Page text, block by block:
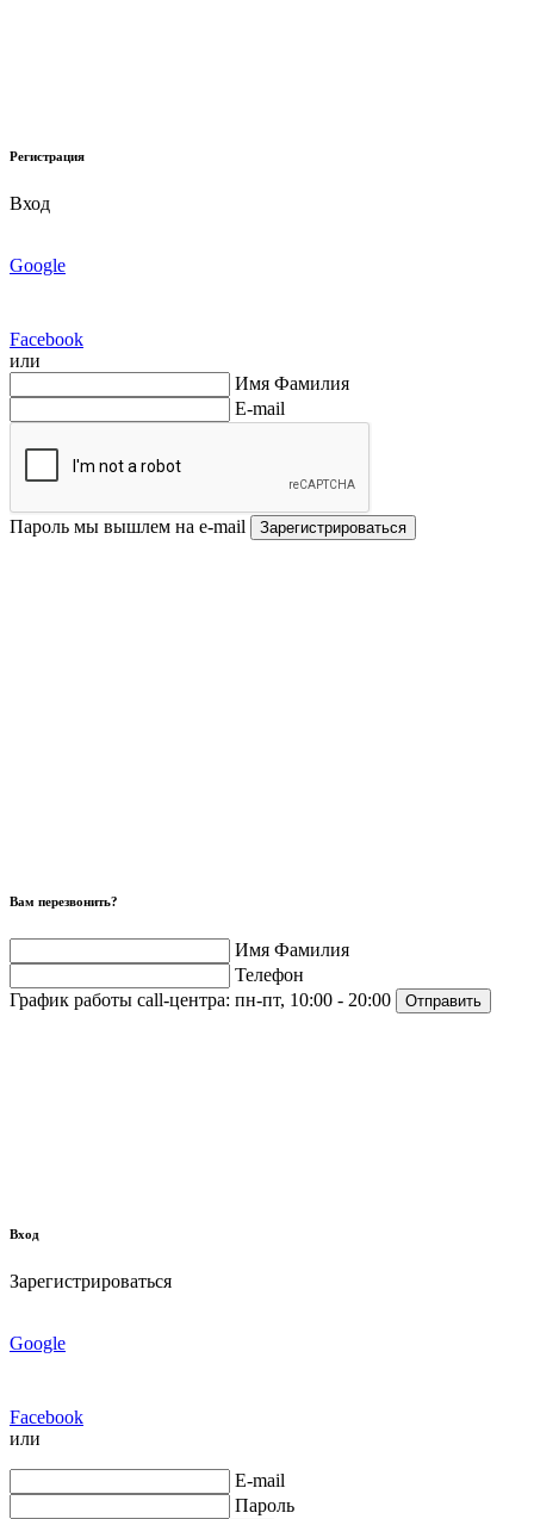
Регистрация
Вход
Google
Facebook
или
Имя Фамилия
E-mail
Пароль мы вышлем на e-mail Зарегистрироваться
Вам перезвонить?
Имя Фамилия
Телефон
График работы call-центра: пн-пт, 10:00 - 20:00 Отправить
Вход
Зарегистрироваться
Google
Facebook
или
E-mail
Пароль